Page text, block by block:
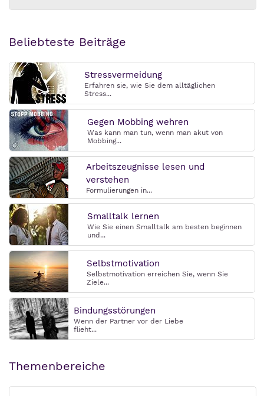
Beliebteste Beiträge
Stressvermeidung
Erfahren sie, wie Sie dem alltäglichen
Stress...
Gegen Mobbing wehren
Was kann man tun, wenn man akut von
Mobbing...
Arbeitszeugnisse lesen und
verstehen
Formulierungen in...
Smalltalk lernen
Wie Sie einen Smalltalk am besten beginnen
und...
Selbstmotivation
Selbstmotivation erreichen Sie, wenn Sie
Ziele...
Bindungsstörungen
Wenn der Partner vor der Liebe
flieht...
Themenbereiche